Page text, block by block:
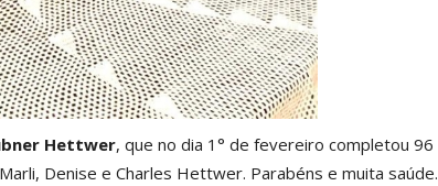
Hettwer, que no dia 1° de fevereiro completou 96
Denise e Charles Hettwer. Parabéns e muita saúde.